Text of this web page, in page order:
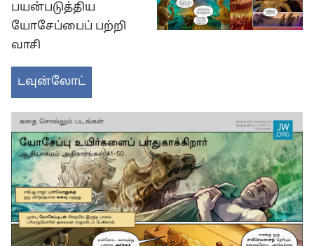
பயன்படுத்திய
யோசேப்பைப் பற்றி
வாசி
டவுன்லோட்